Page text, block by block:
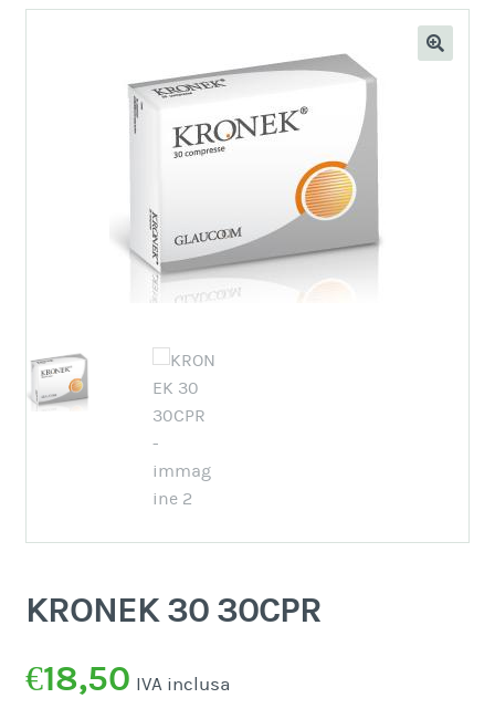
KRONEK 30 30CPR
€18,50 IVA inclusa